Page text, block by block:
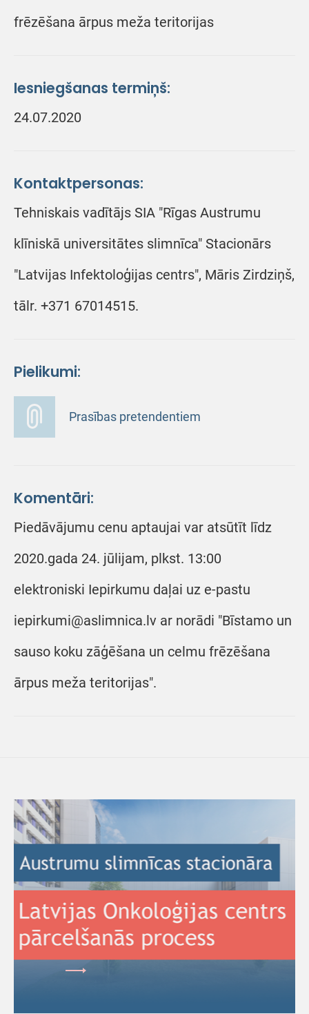
frēzēšana ārpus meža teritorijas
Iesniegšanas termiņš:
24.07.2020
Kontaktpersonas:
Tehniskais vadītājs SIA "Rīgas Austrumu
klīniskā universitātes slimnīca" Stacionārs
"Latvijas Infektoloģijas centrs", Māris Zirdziņš,
tālr. +371 67014515.
Pielikumi:
Prasības pretendentiem
Komentāri:
Piedāvājumu cenu aptaujai var atsūtīt līdz
2020.gada 24. jūlijam, plkst. 13:00
elektroniski Iepirkumu daļai uz e-pastu
iepirkumi@aslimnica.lv ar norādi "Bīstamo un
sauso koku zāģēšana un celmu frēzēšana
ārpus meža teritorijas".